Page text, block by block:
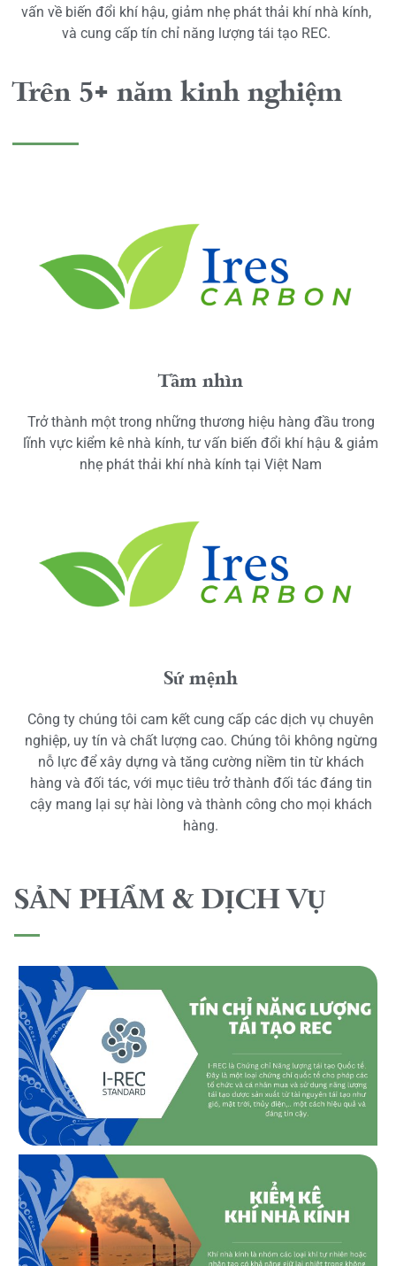
vấn về biến đổi khí hậu, giảm nhẹ phát thải khí nhà kính,
và cung cấp tín chỉ năng lượng tái tạo REC.
Trên 5+ năm kinh nghiệm
Tầm nhìn
Trở thành một trong những thương hiệu hàng đầu trong
lĩnh vực kiểm kê nhà kính, tư vấn biến đổi khí hậu & giảm
nhẹ phát thải khí nhà kính tại Việt Nam
Sứ mệnh
Công ty chúng tôi cam kết cung cấp các dịch vụ chuyên
nghiệp, uy tín và chất lượng cao. Chúng tôi không ngừng
nỗ lực để xây dựng và tăng cường niềm tin từ khách
hàng và đối tác, với mục tiêu trở thành đối tác đáng tin
cậy mang lại sự hài lòng và thành công cho mọi khách
hàng.
SẢN PHẨM & DỊCH VỤ